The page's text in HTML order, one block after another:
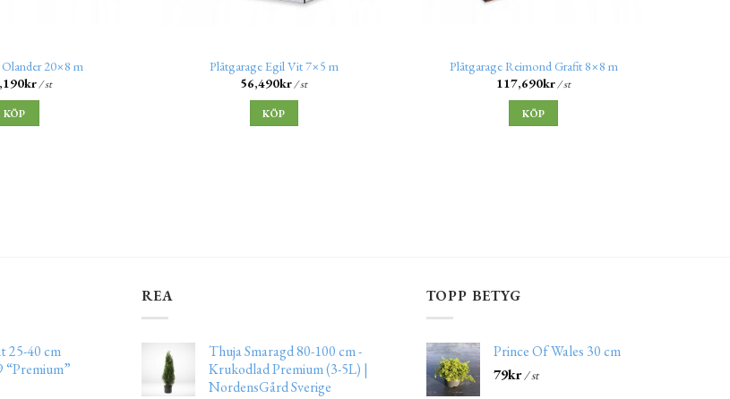
20×8 m
kr/ st
KÖP
Plåtgarage Egil Vit 7×5 m
56,490kr/ st
KÖP
Plåtgarage Reimond Grafit 8×8 m
117,690kr/ st
KÖP
25-40 cm
“Premium”
REA
Thuja Smaragd 80-100 cm -
Krukodlad Premium (3-5L) |
NordensGård Sverige
TOPP BETYG
Prince Of Wales 30 cm
79kr/ st